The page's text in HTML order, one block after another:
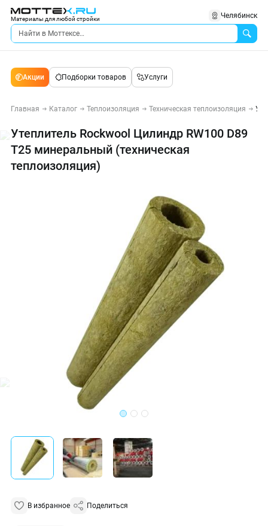
Материалы для любой стройки Челябинск
Акции Подборки товаров Услуги
Главная Каталог Теплоизоляция Техническая теплоизоляция
Утеплитель Rockwool Цилиндр RW100 D89
T25 минеральный (техническая
теплоизоляция)
В избранное Поделиться